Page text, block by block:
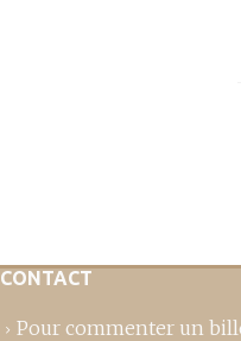
CONTACT
Pour commenter un